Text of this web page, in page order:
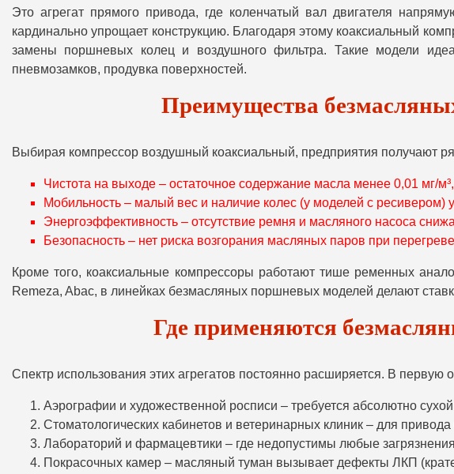
Это агрегат прямого привода, где коленчатый вал двигателя
кардинально упрощает конструкцию. Благодаря этому коаксиальный
замены поршневых колец и воздушного фильтра. Такие модели
пневмозамков, продувка поверхностей.
Преимущества
Выбирая компрессор воздушный коаксиальный, предприятия получают
Чистота на выходе – остаточное содержание масла менее 0,01 мг/
Мобильность – малый вес и наличие колес (у моделей с
Энергоэффективность – отсутствие ремня и масляного насоса
Безопасность – нет риска возгорания масляных паров при
Кроме того, коаксиальные компрессоры работают тише ременных
Remeza, Abac, в линейках безмасляных поршневых моделей делают
Где применяются
Спектр использования этих агрегатов постоянно расширяется. В первую
Аэрографии и художественной росписи – требуется абсолютно
Стоматологических кабинетов и ветеринарных клиник – для
Лабораторий и фармацевтики – где недопустимы любые
Покрасочных камер – масляный туман вызывает дефекты ЛКП